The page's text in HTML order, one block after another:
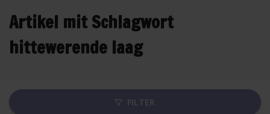
Artikel mit Schlagwort
hittewerende laag
FILTER